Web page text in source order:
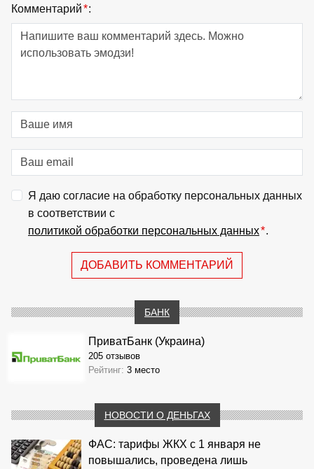
Комментарий*:
Я даю согласие на обработку персональных данных
в соответствии с
политикой обработки персональных данных*.
ДОБАВИТЬ КОММЕНТАРИЙ
БАНК
ПриватБанк (Украина)
205 отзывов
Рейтинг: 3 место
НОВОСТИ О ДЕНЬГАХ
ФАС: тарифы ЖКХ с 1 января не
повышались, проведена лишь